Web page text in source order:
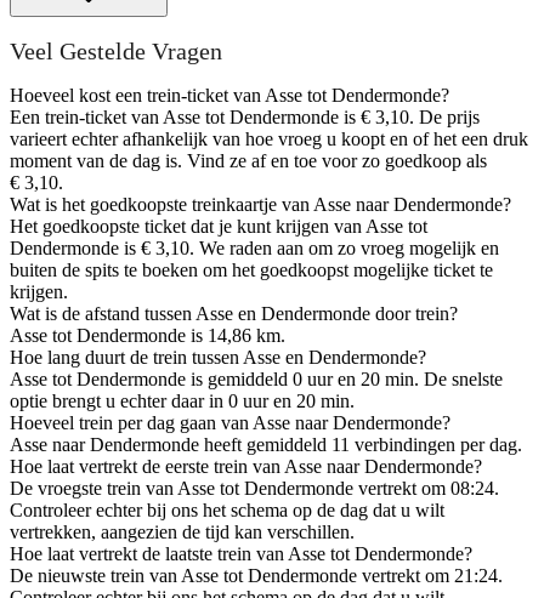
Veel Gestelde Vragen
Hoeveel kost een trein-ticket van Asse tot Dendermonde?
Een trein-ticket van Asse tot Dendermonde is € 3,10. De prijs
varieert echter afhankelijk van hoe vroeg u koopt en of het een druk
moment van de dag is. Vind ze af en toe voor zo goedkoop als
€ 3,10.
Wat is het goedkoopste treinkaartje van Asse naar Dendermonde?
Het goedkoopste ticket dat je kunt krijgen van Asse tot
Dendermonde is € 3,10. We raden aan om zo vroeg mogelijk en
buiten de spits te boeken om het goedkoopst mogelijke ticket te
krijgen.
Wat is de afstand tussen Asse en Dendermonde door trein?
Asse tot Dendermonde is 14,86 km.
Hoe lang duurt de trein tussen Asse en Dendermonde?
Asse tot Dendermonde is gemiddeld 0 uur en 20 min. De snelste
optie brengt u echter daar in 0 uur en 20 min.
Hoeveel trein per dag gaan van Asse naar Dendermonde?
Asse naar Dendermonde heeft gemiddeld 11 verbindingen per dag.
Hoe laat vertrekt de eerste trein van Asse naar Dendermonde?
De vroegste trein van Asse tot Dendermonde vertrekt om 08:24.
Controleer echter bij ons het schema op de dag dat u wilt
vertrekken, aangezien de tijd kan verschillen.
Hoe laat vertrekt de laatste trein van Asse tot Dendermonde?
De nieuwste trein van Asse tot Dendermonde vertrekt om 21:24.